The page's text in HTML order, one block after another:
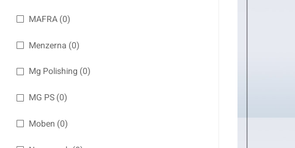
MAFRA(0)
Menzerna (0)
Mg Polishing (0)
MG PS(0)
Moben (0)